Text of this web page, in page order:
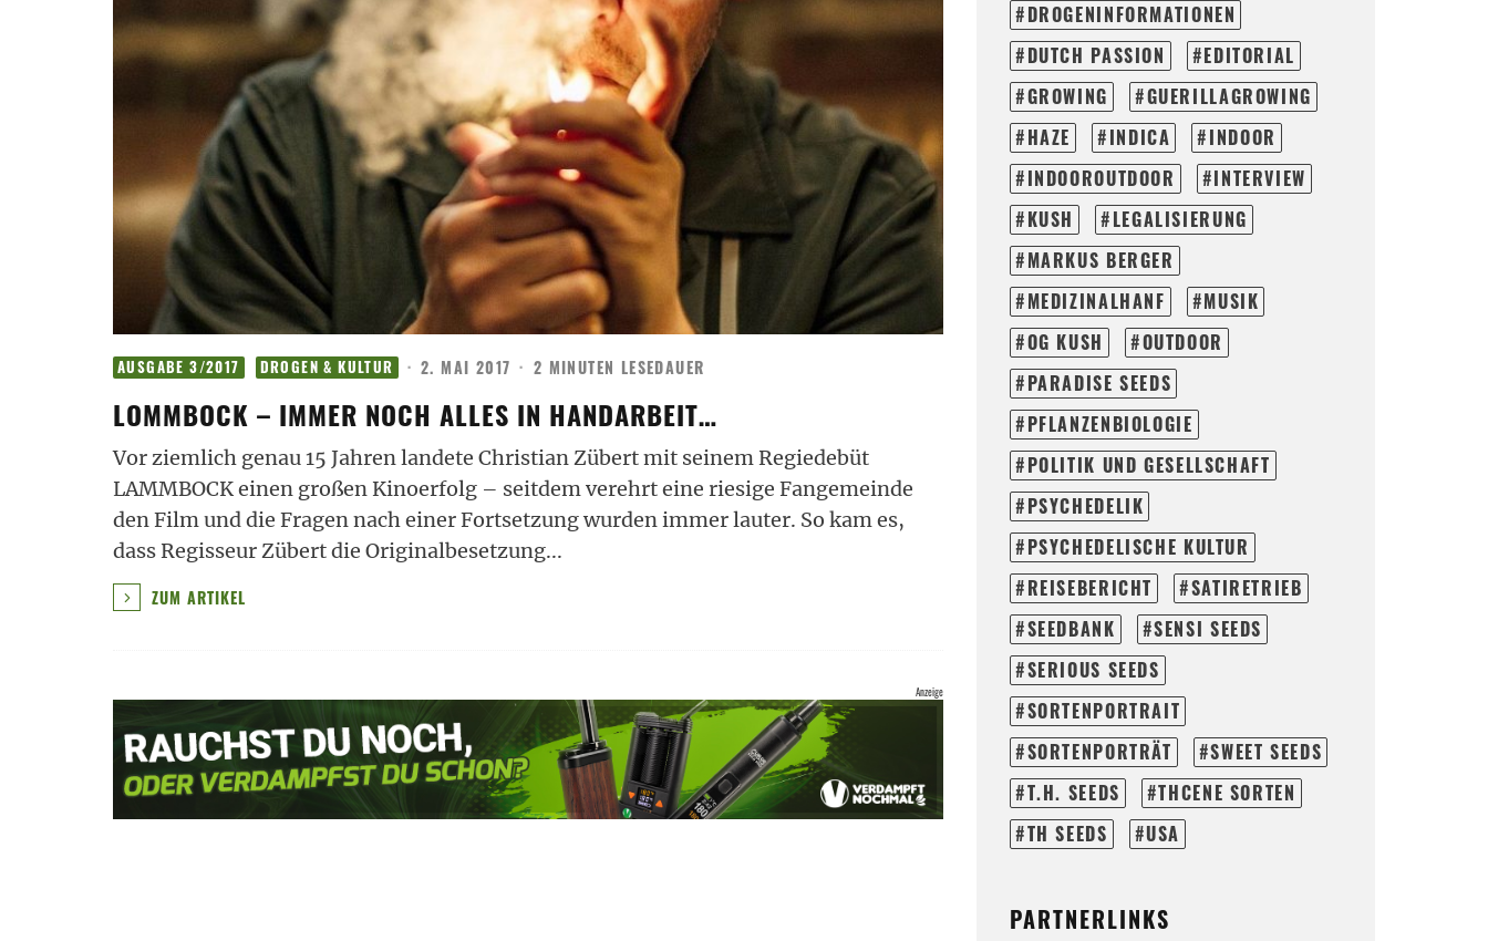
AUSGABE 3/2017 DROGEN & KULTUR · 2. MAI 2017 · 2 MINUTEN LESEDAUER
LOMMBOCK – IMMER NOCH ALLES IN HANDARBEIT…
Vor ziemlich genau 15 Jahren landete Christian Zübert mit seinem Regiedebüt
LAMMBOCK einen großen Kinoerfolg – seitdem verehrt eine riesige Fangemeinde
den Film und die Fragen nach einer Fortsetzung wurden immer lauter. So kam es,
dass Regisseur Zübert die Originalbesetzung...
ZUM ARTIKEL
DROGENINFORMATIONEN
DUTCH PASSION
EDITORIAL
GROWING
GUERILLAGROWING
HAZE
INDICA
INDOOR
INDOOROUTDOOR
INTERVIEW
KUSH
LEGALISIERUNG
MARKUS BERGER
MEDIZINALHANF
MUSIK
OG KUSH
OUTDOOR
PARADISE SEEDS
PFLANZENBIOLOGIE
POLITIK UND GESELLSCHAFT
PSYCHEDELIK
PSYCHEDELISCHE KULTUR
REISEBERICHT
SATIRETRIEB
SEEDBANK
SENSI SEEDS
SERIOUS SEEDS
SORTENPORTRAIT
SORTENPORTRÄT
SWEET SEEDS
T.H. SEEDS
THCENE SORTEN
TH SEEDS
USA
PARTNERLINKS